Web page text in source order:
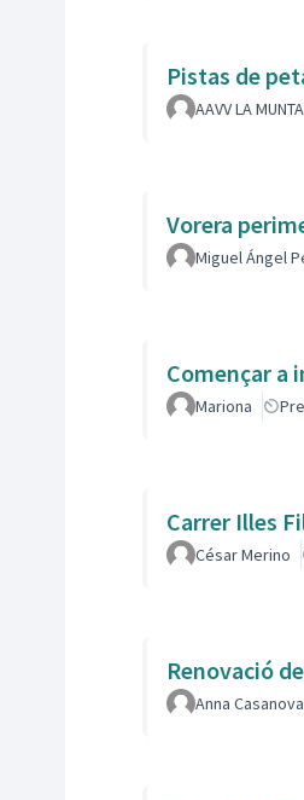
Pistas de
AAVV LA
Vorera
Miguel Ángel
Començar a
Mariona
Carrer Illes
César Merino
Renovació
Anna Casanova